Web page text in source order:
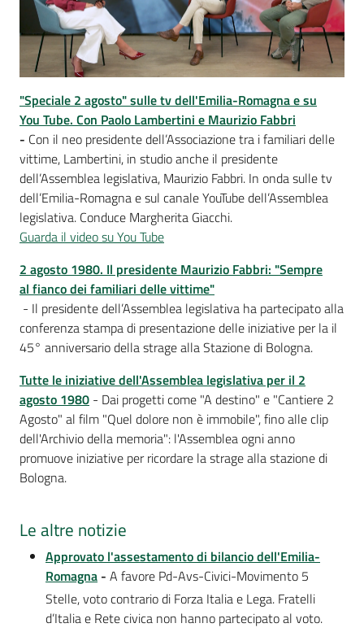
"Speciale 2 agosto" sulle tv dell'Emilia-Romagna e su
You Tube. Con Paolo Lambertini e Maurizio Fabbri
- Con il neo presidente dell’Associazione tra i familiari delle
vittime, Lambertini, in studio anche il presidente
dell’Assemblea legislativa, Maurizio Fabbri. In onda sulle tv
dell’Emilia-Romagna e sul canale YouTube dell’Assemblea
legislativa. Conduce Margherita Giacchi.
Guarda il video su You Tube
2 agosto 1980. Il presidente Maurizio Fabbri: "Sempre
al fianco dei familiari delle vittime"
- Il presidente dell’Assemblea legislativa ha partecipato alla
conferenza stampa di presentazione delle iniziative per la il
45° anniversario della strage alla Stazione di Bologna.
Tutte le iniziative dell'Assemblea legislativa per il 2
agosto 1980 - Dai progetti come "A destino" e "Cantiere 2
Agosto" al film "Quel dolore non è immobile", fino alle clip
dell'Archivio della memoria": l'Assemblea ogni anno
promuove iniziative per ricordare la strage alla stazione di
Bologna.
Le altre notizie
Approvato l'assestamento di bilancio dell'Emilia-
Romagna - A favore Pd-Avs-Civici-Movimento 5
Stelle, voto contrario di Forza Italia e Lega. Fratelli
d’Italia e Rete civica non hanno partecipato al voto.